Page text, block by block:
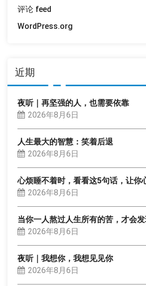
评论 feed
WordPress.org
近期
夜听｜再坚强的人，也需要依靠
2026年8月6日
人生最大的智慧：笑着后退
2026年8月6日
心烦睡不着时，看看这5句话，让你
2026年8月6日
当你一人熬过人生所有的苦，才会
2026年8月6日
夜听｜我想你，我想见见你
2026年8月6日